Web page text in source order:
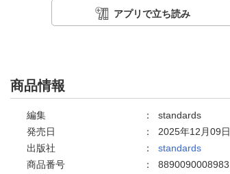
アプリで立ち読み
商品情報
編集 ： standards
発売日
： 2025年12月09日
出版社
： standards
商品番号
： 8890090008983